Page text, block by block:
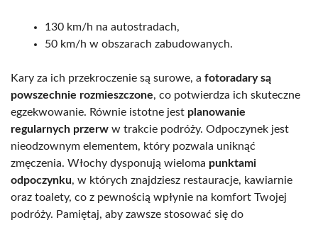
130 km/h na autostradach,
50 km/h w obszarach zabudowanych.
Kary za ich przekroczenie są surowe, a fotoradary są
powszechnie rozmieszczone, co potwierdza ich skuteczne
egzekwowanie. Równie istotne jest planowanie
regularnych przerw w trakcie podróży. Odpoczynek jest
nieodzownym elementem, który pozwala uniknąć
zmęczenia. Włochy dysponują wieloma punktami
odpoczynku, w których znajdziesz restauracje, kawiarnie
oraz toalety, co z pewnością wpłynie na komfort Twojej
podróży. Pamiętaj, aby zawsze stosować się do